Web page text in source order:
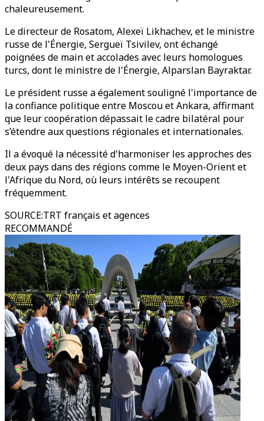
chaleureusement.
Le directeur de Rosatom, Alexeï Likhachev, et le ministre
russe de l'Énergie, Sergueï Tsivilev, ont échangé
poignées de main et accolades avec leurs homologues
turcs, dont le ministre de l'Énergie, Alparslan Bayraktar.
Le président russe a également souligné l'importance de
la confiance politique entre Moscou et Ankara, affirmant
que leur coopération dépassait le cadre bilatéral pour
s’étendre aux questions régionales et internationales.
Il a évoqué la nécessité d'harmoniser les approches des
deux pays dans des régions comme le Moyen-Orient et
l'Afrique du Nord, où leurs intérêts se recoupent
fréquemment.
SOURCE:TRT français et agences
RECOMMANDÉ